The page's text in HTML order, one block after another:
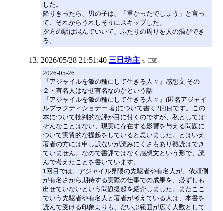
した。
降りきったら、男の子は、「重かったでしょう」と言っ
て、それからうれしそうにスキップした。
夕方の駅は混んでいいて、ふたりの周りを人の渦ができ
る。
2026/05/28 21:51:40 三日坊主
2026-05-26
『アジャイルを飯の種にして生きる人々』感想文 その
２・有名人はなぜ有名なのかという話
『アジャイルを飯の種にして生きる人々』(匿名アジャイ
ルプラクティショナー 著)について書く2回目です。この
本について批判的な評が目に付くのですが、私としては
そんなことはない、現実に存在する影響を与える問題に
ついて実質的な提起をしていると思いました。とはいえ
著者の方には申し訳ないが読みにくさもあり熟読はでき
ていません。なので書評ではなく感想文という形で、読
んで考えたことを書いています。
1回目では、アジャイル界隈の先駆者や有名人が、依頼側
が有名さから期待する実際の仕事での成果を、必ずしも
出せていないという問題提起を紹介しました。またここ
でいう先駆者や有名人と著者が考えている人は、本書を
読んで受ける印象よりも、だいぶ範囲が広く人数として